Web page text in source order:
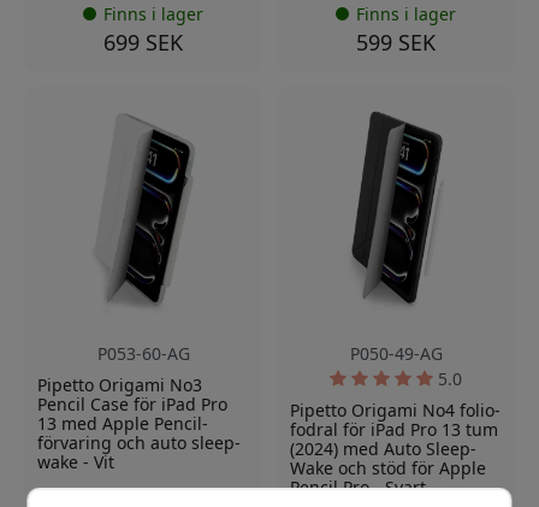
Finns i lager
699 SEK
Finns i lager
599 SEK
P053-60-AG
Pipetto Origami No3
Pencil Case för iPad Pro
13 med Apple Pencil-
förvaring och auto sleep-
wake - Vit
5-i-1 Origami-stöd
P050-49-AG
5.0
Pipetto Origami No4 folio-
fodral för iPad Pro 13 tum
(2024) med Auto Sleep-
Wake och stöd för Apple
Pencil Pro - Svart